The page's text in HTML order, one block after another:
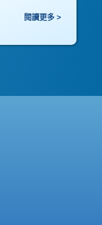
閱讀更多 >